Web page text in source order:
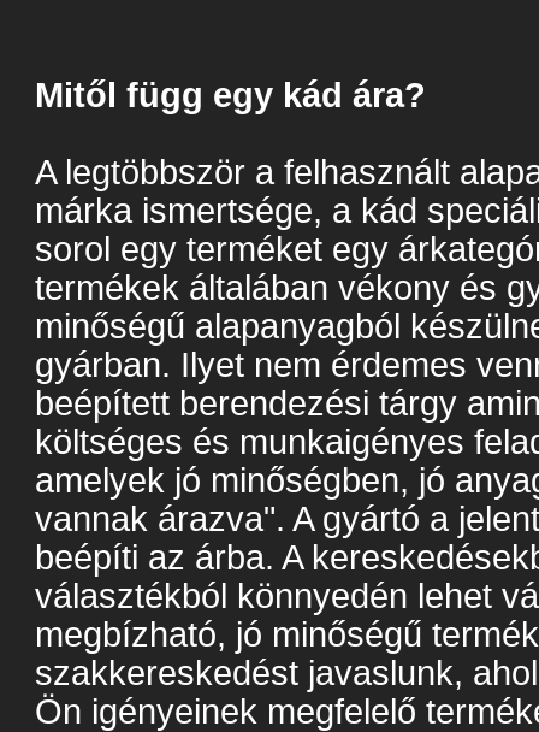
Mitől függ egy kád ára?
A legtöbbször a felhasznált
márka ismertsége, a kád
sorol egy terméket egy
termékek általában vékony és
minőségű alapanyagból
gyárban. Ilyet nem érdemes
beépített berendezési tárgy
költséges és munkaigényes
amelyek jó minőségben, jó
vannak árazva". A gyártó a
beépíti az árba. A
választékból könnyedén lehet
megbízható, jó minőségű
szakkereskedést javaslunk,
Ön igényeinek megfelelő